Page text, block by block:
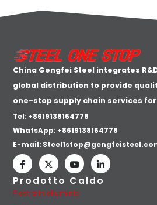
China Gengfei Steel integrates
global distribution to provide
one-stop supply chain services
Tel: +8619138164778
WhatsApp: +8619138164778
E-mail:
Prodotto Caldo
Piastra in alluminio